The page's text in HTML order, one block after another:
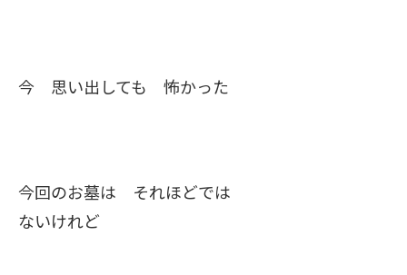
今 思い出しても 怖かった
今回のお墓は それほどでは
ないけれど